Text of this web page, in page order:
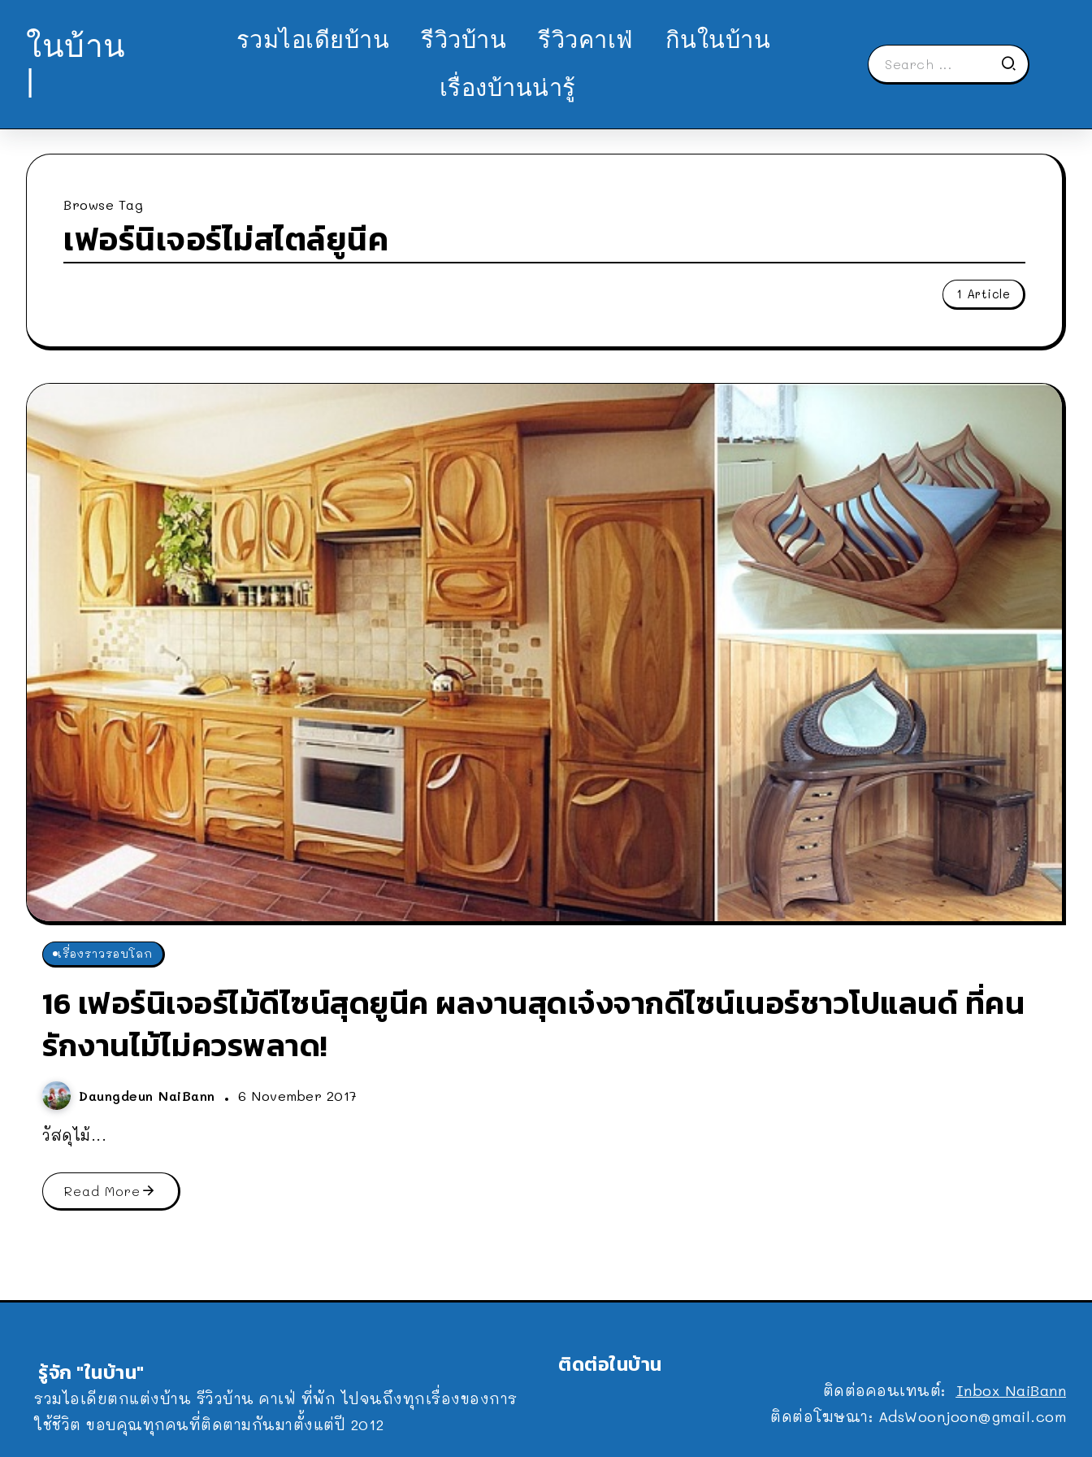
ในบ้าน
|
รวมไอเดียบ้าน รีวิวบ้าน รีวิวคาเฟ่
กินในบ้าน
เรื่องบ้านน่ารู้
Browse Tag
เฟอร์นิเจอร์ไม่สไตล์ยูนีค
1 Article
เรื่องราวรอบโลก
16 เฟอร์นิเจอร์ไม้ดีไซน์สุดยูนีค ผลงานสุดเจ๋งจากดีไซน์เนอร์ชาวโปแลนด์ ที่คน
รักงานไม้ไม่ควรพลาด!
Daungdeun NaiBann 6 November 2017
วัสดุไม้...
Read More
รู้จัก "ในบ้าน"
รวมไอเดียตกแต่งบ้าน รีวิวบ้าน คาเฟ่ ที่พัก ไปจนถึงทุกเรื่องของการ
ใช้ชีวิต ขอบคุณทุกคนที่ติดตามกันมาตั้งแต่ปี 2012
ติดต่อในบ้าน
ติดต่อคอนเทนต์: Inbox NaiBann
ติดต่อโฆษณา: AdsWoonjoon@gmail.com